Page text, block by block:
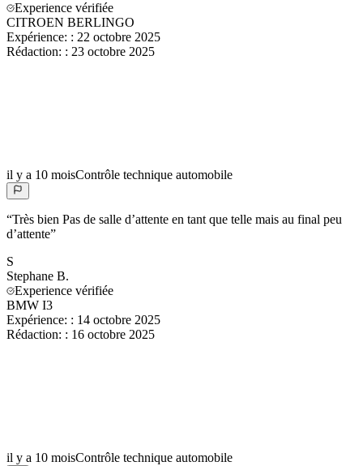
Experience vérifiée
CITROEN BERLINGO
Expérience: : 22 octobre 2025
Rédaction: : 23 octobre 2025
il y a 10 moisContrôle technique automobile
“Très bien Pas de salle d’attente en tant que telle mais au final peu
d’attente”
S
Stephane B.
Experience vérifiée
BMW I3
Expérience: : 14 octobre 2025
Rédaction: : 16 octobre 2025
il y a 10 moisContrôle technique automobile